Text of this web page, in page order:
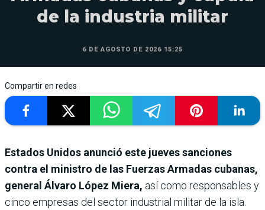
de la industria militar
6 DE AGOSTO DE 2026 15:25
Compartir en redes
Estados Unidos anunció este jueves sanciones
contra el ministro de las Fuerzas Armadas cubanas,
general Álvaro López Miera, así como responsables y
cinco empresas del sector industrial militar de la isla.